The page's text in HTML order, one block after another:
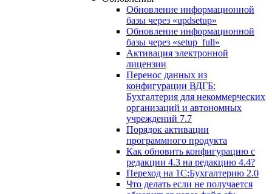
Обновление информационной
базы через «updsetup»
Обновление информационной
базы через «setup_full»
Активация электронной
лицензии
Перенос данных из
конфигурации ВДГБ:
Бухгалтерия для некоммерческих
организаций и автономных
учреждений 7.7
Порядок активации
программного продукта
Как обновить конфигурацию с
редакции 4.3 на редакцию 4.4?
Переход на 1С:Бухгалтерию 2.0
Что делать если не получается